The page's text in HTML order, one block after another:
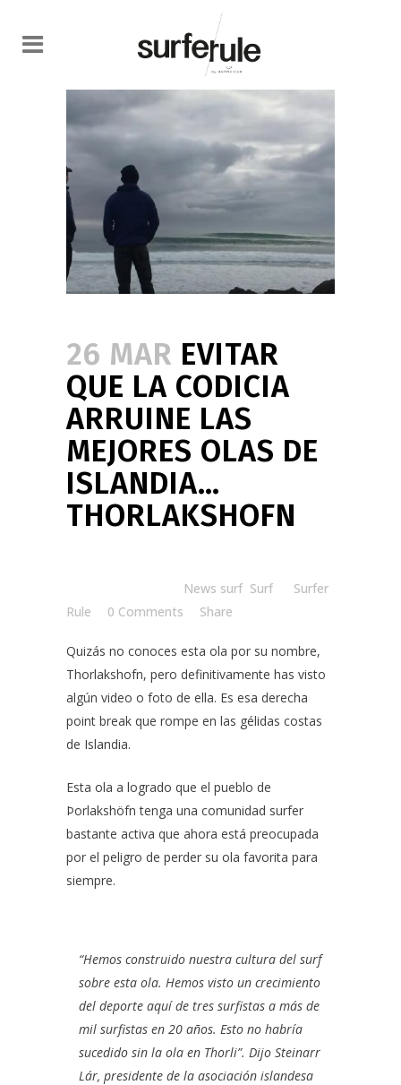
26 MAR EVITAR
QUE LA CODICIA
ARRUINE LAS
MEJORES OLAS DE
ISLANDIA…
THORLAKSHOFN
News surf Surf
Surfer
Rule
0 Comments Share
Quizás no conoces esta ola por su nombre,
Thorlakshofn, pero definitivamente has visto
algún video o foto de ella. Es esa derecha
point break que rompe en las gélidas costas
de Islandia.
Esta ola a logrado que el pueblo de
Þorlakshöfn tenga una comunidad surfer
bastante activa que ahora está preocupada
por el peligro de perder su ola favorita para
siempre.
“Hemos construido nuestra cultura del surf
sobre esta ola. Hemos visto un crecimiento
del deporte aquí de tres surfistas a más de
mil surfistas en 20 años. Esto no habría
sucedido sin la ola en Thorli”. Dijo Steinarr
Lár, presidente de la asociación islandesa